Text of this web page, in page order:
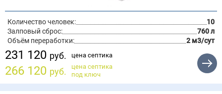
Количество человек:
10
Залповый сброс:
760 л
Объём переработки:
2 м3/сут
231 120 руб. цена септика
266 120 руб.
цена септика
под ключ